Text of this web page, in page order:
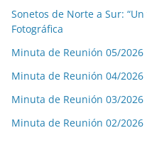
Sonetos de Norte a Sur:
Fotográfica
Minuta de Reunión 05/2026
Minuta de Reunión 04/2026
Minuta de Reunión 03/2026
Minuta de Reunión 02/2026